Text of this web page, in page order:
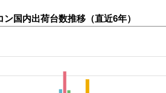
ン国内出荷台数推移（直近6年）